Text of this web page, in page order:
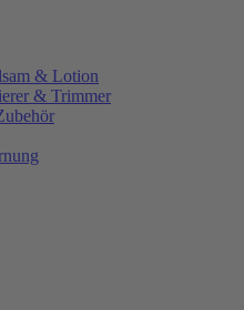
& Lotion
& Trimmer